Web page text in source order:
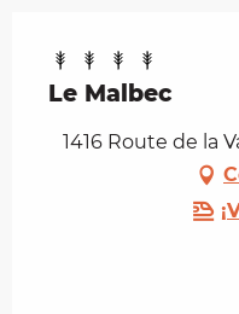
Le Malbec
1416 Route de la